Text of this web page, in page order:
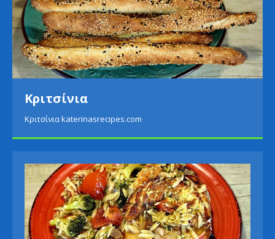
Κριτσίνια
Κριτσίνια katerinasrecipes.com